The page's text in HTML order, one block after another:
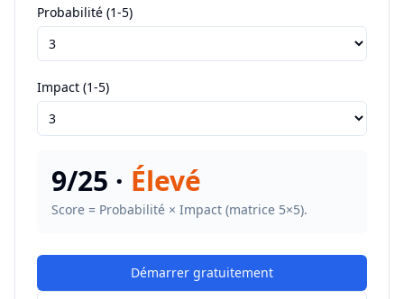
Probabilité (1-5)
Impact (1-5)
9/25 · Élevé
Score = Probabilité × Impact (matrice 5×5).
Démarrer gratuitement